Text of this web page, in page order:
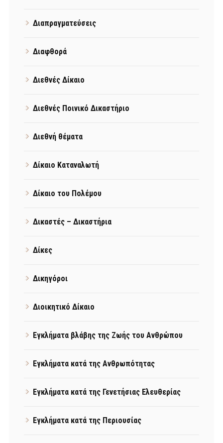
Διαπραγματεύσεις
Διαφθορά
Διεθνές Δίκαιο
Διεθνές Ποινικό Δικαστήριο
Διεθνή θέματα
Δίκαιο Καταναλωτή
Δίκαιο του Πολέμου
Δικαστές – Δικαστήρια
Δίκες
Δικηγόροι
Διοικητικό Δίκαιο
Εγκλήματα βλάβης της Ζωής του Ανθρώπου
Εγκλήματα κατά της Ανθρωπότητας
Εγκλήματα κατά της Γενετήσιας Ελευθερίας
Εγκλήματα κατά της Περιουσίας